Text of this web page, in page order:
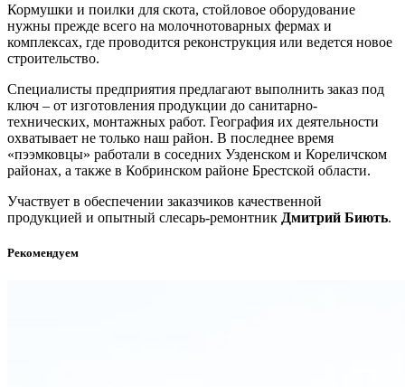
Кормушки и поилки для скота, стойловое оборудование
нужны прежде всего на молочнотоварных фермах и
комплексах, где проводится реконструкция или ведется новое
строительство.
Специалисты предприятия предлагают выполнить заказ под
ключ – от изготовления продукции до санитарно-
технических, монтажных работ. География их деятельности
охватывает не только наш район. В последнее время
«пээмковцы» работали в соседних Узденском и Кореличском
районах, а также в Кобринском районе Брестской области.
Участвует в обеспечении заказчиков качественной
продукцией и опытный слесарь-ремонтник Дмитрий Биють.
Рекомендуем